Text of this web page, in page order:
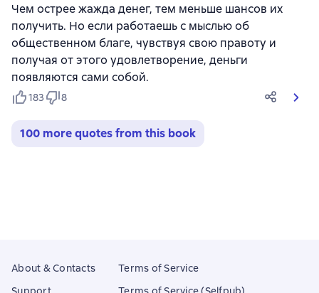
Чем острее жажда денег, тем меньше шансов их
получить. Но если работаешь с мыслью об
общественном благе, чувствуя свою правоту и
получая от этого удовлетворение, деньги
появляются сами собой.
183 8
100 more quotes from this book
About & Contacts
Terms of Service